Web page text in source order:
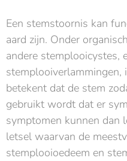
Een stemstoornis kan
aard zijn. Onder
andere stemplooicystes,
stemplooiverlammingen,
betekent dat de stem
gebruikt wordt dat er
symptomen kunnen dan
letsel waarvan de
stemplooioedeem en